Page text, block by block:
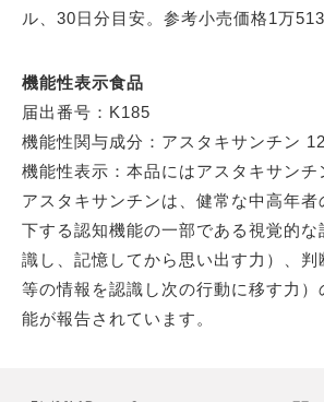
ル、30日分目安。参考小売価格1万
機能性表示食品
届出番号：K185
機能性関与成分：アスタキサンチン
機能性表示：本品にはアスタキサンチ
アスタキサンチンは、健常な中高年
下する認知機能の一部である視覚的な
識し、記憶してから思い出す力）、判
等の情報を認識し次の行動に移す力）
能が報告されています。